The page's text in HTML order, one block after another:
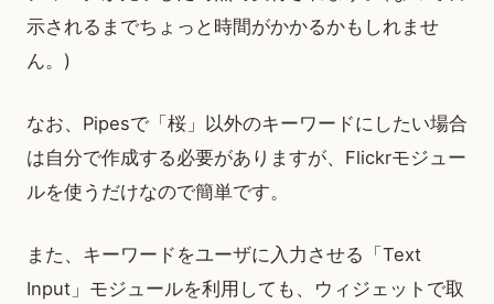
示されるまでちょっと時間がかかるかもしれませ
ん。)
なお、Pipesで「桜」以外のキーワードにしたい場合
は自分で作成する必要がありますが、Flickrモジュー
ルを使うだけなので簡単です。
また、キーワードをユーザに入力させる「Text
Input」モジュールを利用しても、ウィジェットで取